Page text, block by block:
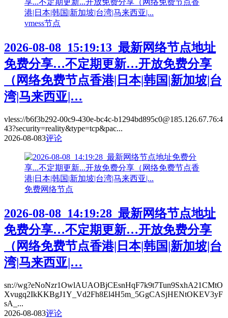
vmess节点
2026-08-08_15:19:13_最新网络节点地址
免费分享…不定期更新…开放免费分享
（网络免费节点香港|日本|韩国|新加坡|台
湾|马来西亚|…
vless://b6f3b292-00c9-430e-bc4c-b1294bd895c0@185.126.67.76:4
43?security=reality&type=tcp&pac...
2026-08-083评论
免费网络节点
2026-08-08_14:19:28_最新网络节点地址
免费分享…不定期更新…开放免费分享
（网络免费节点香港|日本|韩国|新加坡|台
湾|马来西亚|…
sn://wg?eNoNzr1OwlAUAOBjCEsnHqF7k9t7Tun9SxhA21CMtO
Xvugq2IkKKBgJ1Y_Vd2Fh8El4H5m_5GgCASjHENtOKEV3yF
sA_...
2026-08-083评论